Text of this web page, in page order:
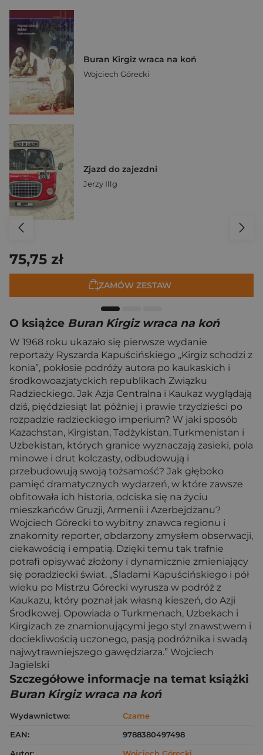
Buran Kirgiz wraca na koń
Wojciech Górecki
Zjazd do zajezdni
Jerzy Illg
75,75 zł
ZAMÓW ZESTAW
O książce Buran Kirgiz wraca na koń
W 1968 roku ukazało się pierwsze wydanie
reportaży Ryszarda Kapuścińskiego „Kirgiz schodzi z
konia”, pokłosie podróży autora po kaukaskich i
środkowoazjatyckich republikach Związku
Radzieckiego. Jak Azja Centralna i Kaukaz wyglądają
dziś, pięćdziesiąt lat później i prawie trzydzieści po
rozpadzie radzieckiego imperium? W jaki sposób
Kazachstan, Kirgistan, Tadżykistan, Turkmenistan i
Uzbekistan, których granice wyznaczają zasieki, pola
minowe i drut kolczasty, odbudowują i
przebudowują swoją tożsamość? Jak głęboko
pamięć dramatycznych wydarzeń, w które zawsze
obfitowała ich historia, odciska się na życiu
mieszkańców Gruzji, Armenii i Azerbejdżanu?
Wojciech Górecki to wybitny znawca regionu i
znakomity reporter, obdarzony zmysłem obserwacji,
ciekawością i empatią. Dzięki temu tak trafnie
potrafi opisywać złożony i dynamicznie zmieniający
się poradziecki świat. „Śladami Kapuścińskiego i pół
wieku po Mistrzu Górecki wyrusza w podróż z
Kaukazu, który poznał jak własną kieszeń, do Azji
Środkowej. Opowiada o Turkmenach, Uzbekach i
Kirgizach ze znamionującymi jego styl znawstwem i
dociekliwością uczonego, pasją podróżnika i swadą
najwytrawniejszego gawędziarza.” Wojciech
Jagielski
Szczegółowe informacje na temat książki
Buran Kirgiz wraca na koń
Wydawnictwo:
Czarne
EAN:
9788380497498